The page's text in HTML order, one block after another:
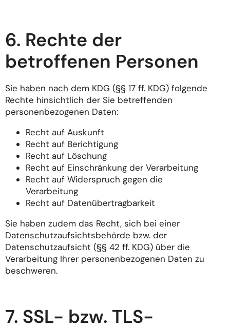
6. Rechte der
betroffenen Personen
Sie haben nach dem KDG (§§ 17 ff. KDG) folgende
Rechte hinsichtlich der Sie betreffenden
personenbezogenen Daten:
Recht auf Auskunft
Recht auf Berichtigung
Recht auf Löschung
Recht auf Einschränkung der Verarbeitung
Recht auf Widerspruch gegen die
Verarbeitung
Recht auf Datenübertragbarkeit
Sie haben zudem das Recht, sich bei einer
Datenschutzaufsichtsbehörde bzw. der
Datenschutzaufsicht (§§ 42 ff. KDG) über die
Verarbeitung Ihrer personenbezogenen Daten zu
beschweren.
7. SSL- bzw. TLS-